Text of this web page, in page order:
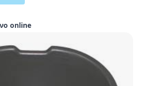
online